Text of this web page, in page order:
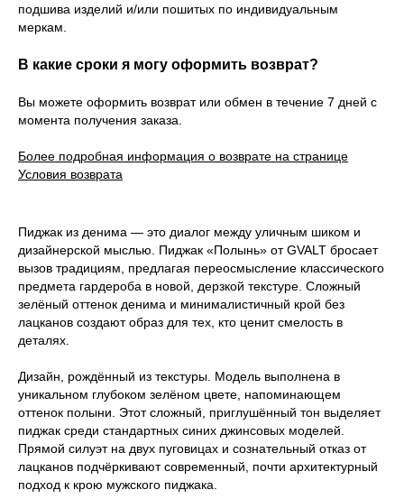
подшива изделий и/или пошитых по индивидуальным
меркам.
В какие сроки я могу оформить возврат?
Вы можете оформить возврат или обмен в течение 7 дней с
момента получения заказа.
Более подробная информация о возврате на странице
Условия возврата
Пиджак из денима — это диалог между уличным шиком и
дизайнерской мыслью. Пиджак «Полынь» от GVALT бросает
вызов традициям, предлагая переосмысление классического
предмета гардероба в новой, дерзкой текстуре. Сложный
зелёный оттенок денима и минималистичный крой без
лацканов создают образ для тех, кто ценит смелость в
деталях.
Дизайн, рождённый из текстуры. Модель выполнена в
уникальном глубоком зелёном цвете, напоминающем
оттенок полыни. Этот сложный, приглушённый тон выделяет
пиджак среди стандартных синих джинсовых моделей.
Прямой силуэт на двух пуговицах и сознательный отказ от
лацканов подчёркивают современный, почти архитектурный
подход к крою мужского пиджака.